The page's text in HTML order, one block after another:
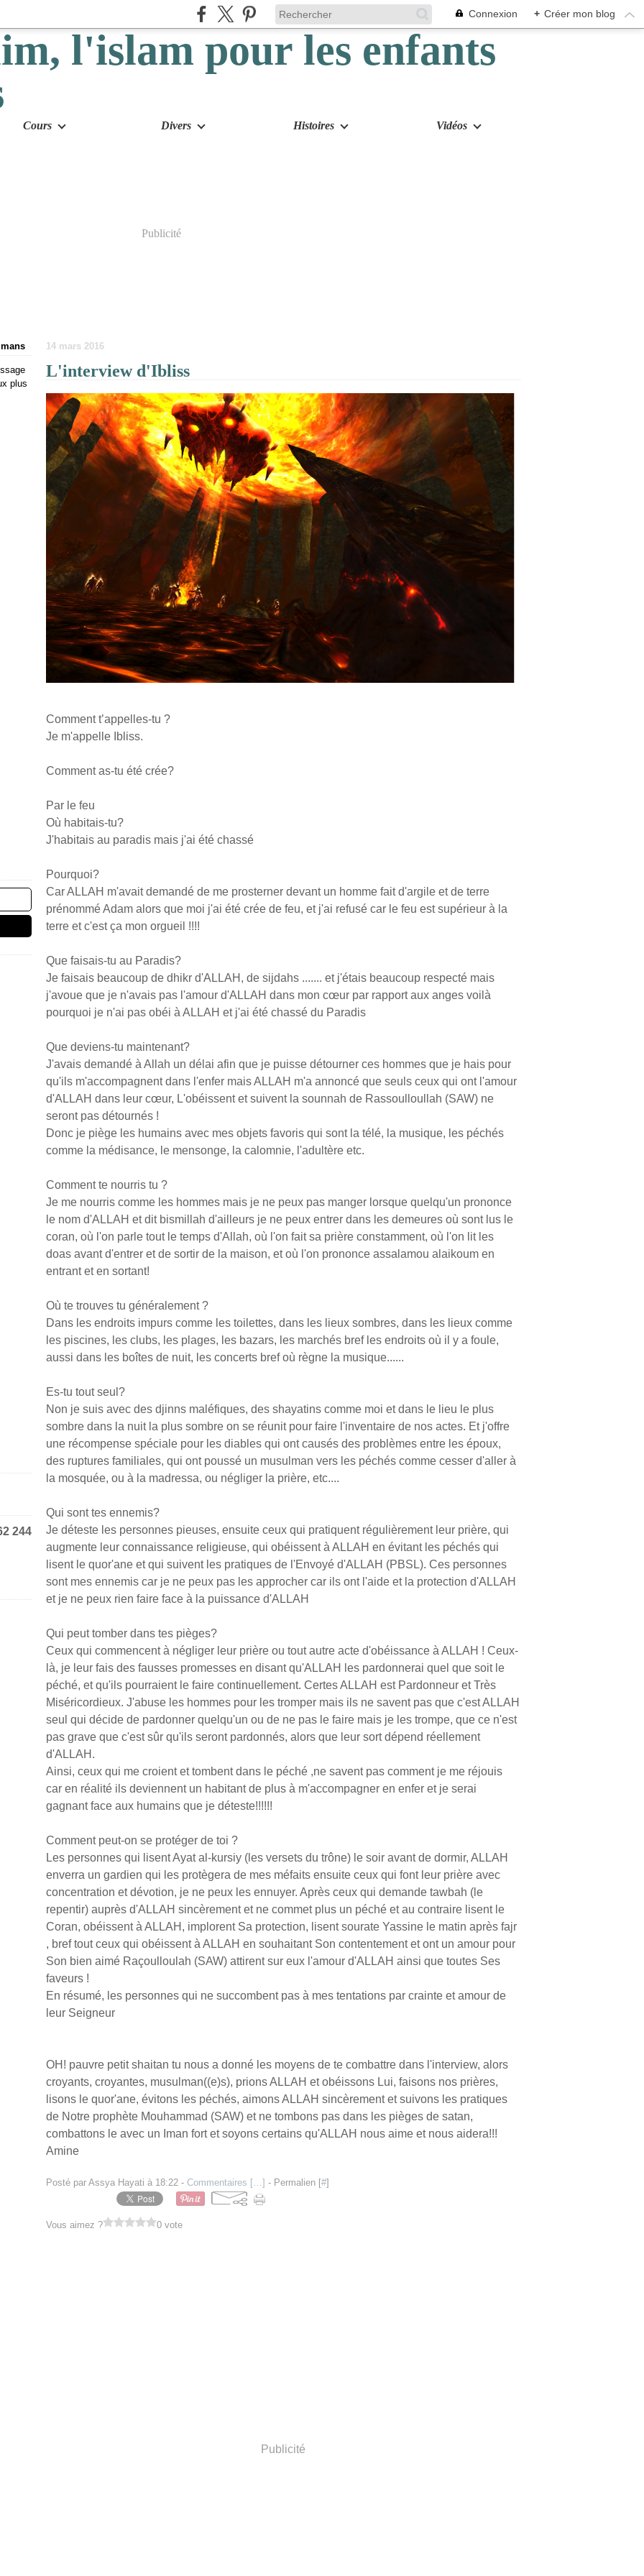
Connexion + Créer mon blog
Cours Divers Histoires Vidéos
Publicité
plus
244
14 mars 2016
L'interview d'Ibliss
Comment t’appelles-tu ?
Je m'appelle Ibliss.
Comment as-tu été crée?
Par le feu
Où habitais-tu?
J'habitais au paradis mais j'ai été chassé
Pourquoi?
Car ALLAH m'avait demandé de me prosterner devant un homme fait d'argile et de terre
prénommé Adam alors que moi j'ai été crée de feu, et j'ai refusé car le feu est supérieur à la
terre et c'est ça mon orgueil !!!!
Que faisais-tu au Paradis?
Je faisais beaucoup de dhikr d'ALLAH, de sijdahs ....... et j'étais beaucoup respecté mais
j'avoue que je n'avais pas l'amour d'ALLAH dans mon cœur par rapport aux anges voilà
pourquoi je n'ai pas obéi à ALLAH et j'ai été chassé du Paradis
Que deviens-tu maintenant?
J'avais demandé à Allah un délai afin que je puisse détourner ces hommes que je hais pour
qu'ils m'accompagnent dans l'enfer mais ALLAH m'a annoncé que seuls ceux qui ont l'amour
d'ALLAH dans leur cœur, L'obéissent et suivent la sounnah de Rassoulloullah (SAW) ne
seront pas détournés !
Donc je piège les humains avec mes objets favoris qui sont la télé, la musique, les péchés
comme la médisance, le mensonge, la calomnie, l'adultère etc.
Comment te nourris tu ?
Je me nourris comme les hommes mais je ne peux pas manger lorsque quelqu'un prononce
le nom d'ALLAH et dit bismillah d'ailleurs je ne peux entrer dans les demeures où sont lus le
coran, où l'on parle tout le temps d'Allah, où l'on fait sa prière constamment, où l'on lit les
doas avant d'entrer et de sortir de la maison, et où l'on prononce assalamou alaikoum en
entrant et en sortant!
Où te trouves tu généralement ?
Dans les endroits impurs comme les toilettes, dans les lieux sombres, dans les lieux comme
les piscines, les clubs, les plages, les bazars, les marchés bref les endroits où il y a foule,
aussi dans les boîtes de nuit, les concerts bref où règne la musique......
Es-tu tout seul?
Non je suis avec des djinns maléfiques, des shayatins comme moi et dans le lieu le plus
sombre dans la nuit la plus sombre on se réunit pour faire l'inventaire de nos actes. Et j'offre
une récompense spéciale pour les diables qui ont causés des problèmes entre les époux,
des ruptures familiales, qui ont poussé un musulman vers les péchés comme cesser d'aller à
la mosquée, ou à la madressa, ou négliger la prière, etc....
Qui sont tes ennemis?
Je déteste les personnes pieuses, ensuite ceux qui pratiquent régulièrement leur prière, qui
augmente leur connaissance religieuse, qui obéissent à ALLAH en évitant les péchés qui
lisent le quor'ane et qui suivent les pratiques de l'Envoyé d'ALLAH (PBSL). Ces personnes
sont mes ennemis car je ne peux pas les approcher car ils ont l'aide et la protection d'ALLAH
et je ne peux rien faire face à la puissance d'ALLAH
Qui peut tomber dans tes pièges?
Ceux qui commencent à négliger leur prière ou tout autre acte d'obéissance à ALLAH ! Ceux-
là, je leur fais des fausses promesses en disant qu'ALLAH les pardonnerai quel que soit le
péché, et qu'ils pourraient le faire continuellement. Certes ALLAH est Pardonneur et Très
Miséricordieux. J'abuse les hommes pour les tromper mais ils ne savent pas que c'est ALLAH
seul qui décide de pardonner quelqu'un ou de ne pas le faire mais je les trompe, que ce n'est
pas grave que c'est sûr qu'ils seront pardonnés, alors que leur sort dépend réellement
d'ALLAH.
Ainsi, ceux qui me croient et tombent dans le péché ,ne savent pas comment je me réjouis
car en réalité ils deviennent un habitant de plus à m'accompagner en enfer et je serai
gagnant face aux humains que je déteste!!!!!!
Comment peut-on se protéger de toi ?
Les personnes qui lisent Ayat al-kursiy (les versets du trône) le soir avant de dormir, ALLAH
enverra un gardien qui les protègera de mes méfaits ensuite ceux qui font leur prière avec
concentration et dévotion, je ne peux les ennuyer. Après ceux qui demande tawbah (le
repentir) auprès d'ALLAH sincèrement et ne commet plus un péché et au contraire lisent le
Coran, obéissent à ALLAH, implorent Sa protection, lisent sourate Yassine le matin après fajr
, bref tout ceux qui obéissent à ALLAH en souhaitant Son contentement et ont un amour pour
Son bien aimé Raçoulloulah (SAW) attirent sur eux l'amour d'ALLAH ainsi que toutes Ses
faveurs !
En résumé, les personnes qui ne succombent pas à mes tentations par crainte et amour de
leur Seigneur
OH! pauvre petit shaitan tu nous a donné les moyens de te combattre dans l'interview, alors
croyants, croyantes, musulman((e)s), prions ALLAH et obéissons Lui, faisons nos prières,
lisons le quor'ane, évitons les péchés, aimons ALLAH sincèrement et suivons les pratiques
de Notre prophète Mouhammad (SAW) et ne tombons pas dans les pièges de satan,
combattons le avec un Iman fort et soyons certains qu'ALLAH nous aime et nous aidera!!!
Amine
Posté par Assya Hayati à 18:22 - Commentaires […] - Permalien [#]
Vous aimez ? 0 vote
Publicité